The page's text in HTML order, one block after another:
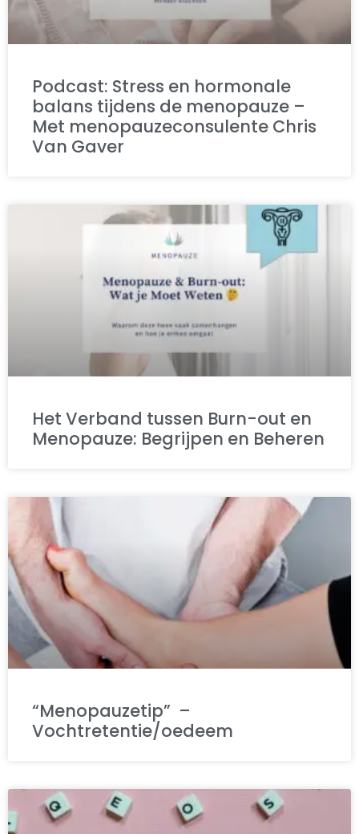
Podcast: Stress en hormonale
balans tijdens de menopauze –
Met menopauzeconsulente Chris
Van Gaver
Het Verband tussen Burn-out en
Menopauze: Begrijpen en Beheren
“Menopauzetip” –
Vochtretentie/oedeem